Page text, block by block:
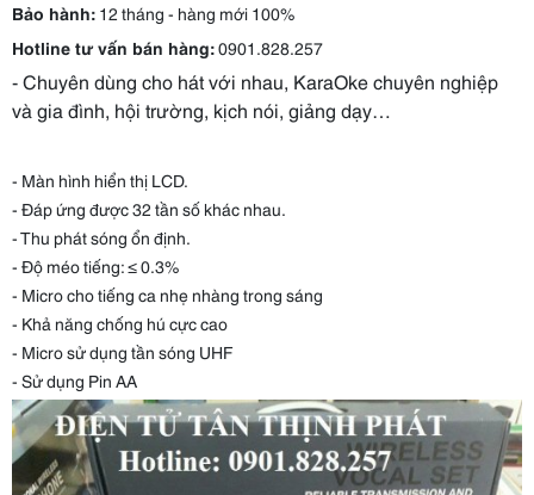
Bảo hành: 12 tháng - hàng mới 100%
Hotline tư vấn bán hàng:0901.828.257
- Chuyên dùng cho hát với nhau, KaraOke chuyên nghiệp
và gia đình, hội trường, kịch nói, giảng dạy…
- Màn hình hiển thị LCD.
- Đáp ứng được 32 tần số khác nhau.
- Thu phát sóng ổn định.
- Độ méo tiếng: ≤ 0.3%
- Micro cho tiếng ca nhẹ nhàng trong sáng
- Khả năng chống hú cực cao
- Micro sử dụng tần sóng UHF
- Sử dụng Pin AA